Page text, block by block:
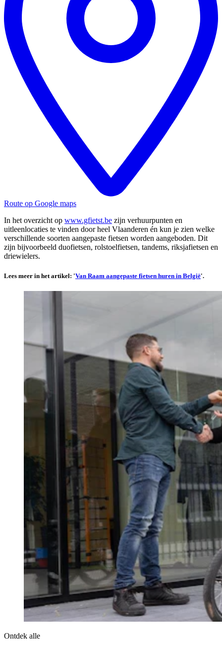
Route op Google maps
In het overzicht op www.gfietst.be zijn verhuurpunten en
uitleenlocaties te vinden door heel Vlaanderen én kun je zien welke
verschillende soorten aangepaste fietsen worden aangeboden. Dit
zijn bijvoorbeeld duofietsen, rolstoelfietsen, tandems, riksjafietsen en
driewielers.
Lees meer in het artikel: 'Van Raam aangepaste fietsen huren in België'.
Ontdek alle